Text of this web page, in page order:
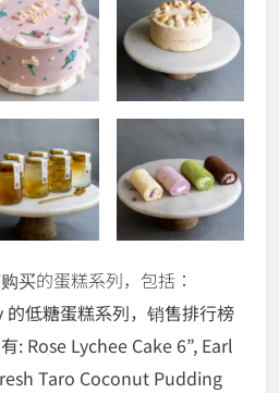
买的蛋糕系列，包括：
的低糖蛋糕系列，销售排行榜
: Rose Lychee Cake 6”, Earl
Taro Coconut Pudding